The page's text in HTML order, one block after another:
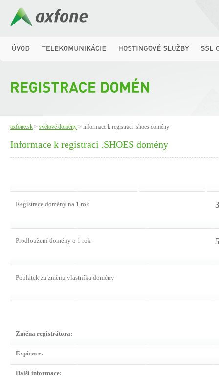
axfone.sk > světové domény > informace k registraci .shoes domény
Informace k registraci .SHOES domény
Registrace domény na 1 rok
Prodloužení domény o 1 rok
Poplatek za změnu vlastníka domény
Změna registrátora:
Expirace:
Další informace: